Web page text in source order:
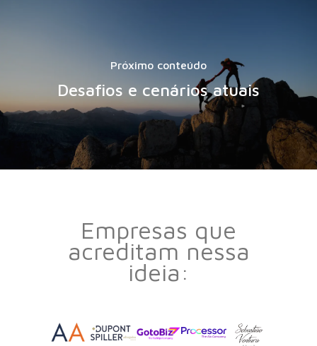
Próximo conteúdo
Desafios e cenários atuais
Empresas que
acreditam nessa
ideia: